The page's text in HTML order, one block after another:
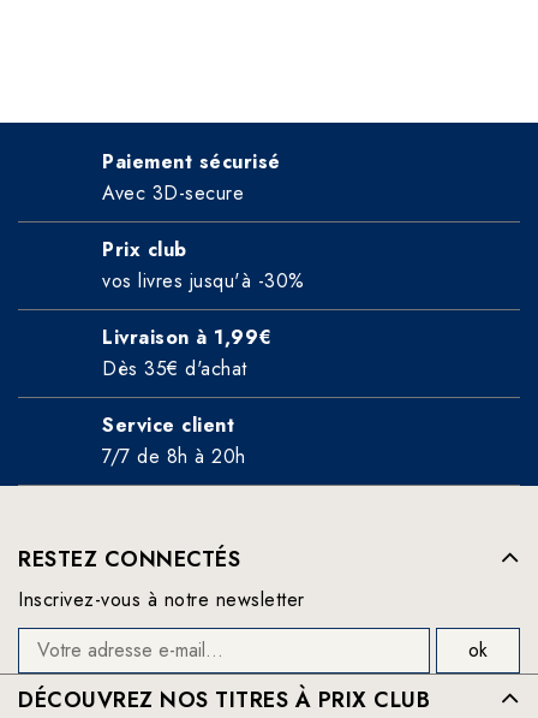
Paiement sécurisé
Avec 3D-secure
Prix club
vos livres jusqu'à -30%
Livraison à 1,99€
Dès 35€ d'achat
Service client
7/7 de 8h à 20h
RESTEZ CONNECTÉS
Inscrivez-vous à notre newsletter
DÉCOUVREZ NOS TITRES À PRIX CLUB